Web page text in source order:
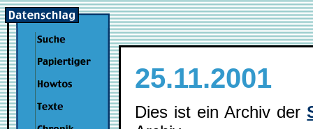
25.11.2001
Dies ist ein Archiv der